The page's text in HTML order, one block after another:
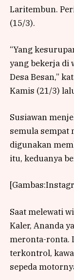
Laritembun.
(15/3).
“Yang
yang bekerja di
Desa Besan,”
Kamis (21/3)
Susiawan
semula sempat
digunakan
itu, keduanya
Saat melewati
Kaler, Ananda
meronta-ronta.
terkontrol,
sepeda